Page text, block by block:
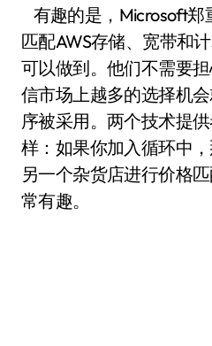
有趣的是，Microsoft郑
匹配AWS存储、宽带和
可以做到。他们不需要
信市场上越多的选择机
序被采用。两个技术提
样：如果你加入循环中
另一个杂货店进行价格
常有趣。